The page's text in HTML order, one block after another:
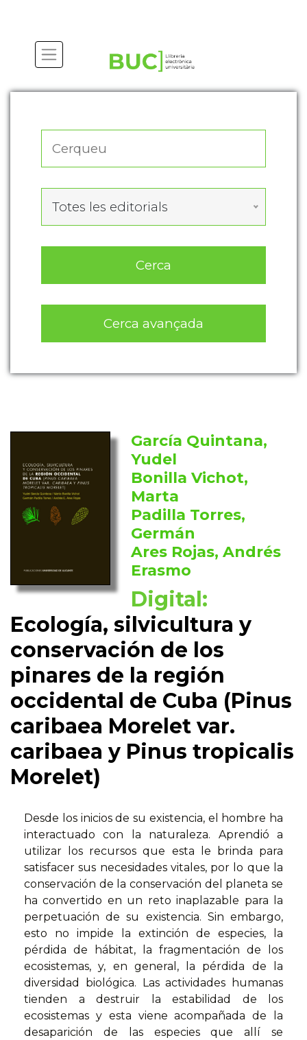
Totes les editorials
Cerca
Cerca avançada
García Quintana,
Yudel
Bonilla Vichot,
Marta
Padilla Torres,
Germán
Ares Rojas, Andrés
Erasmo
Digital:
Ecología, silvicultura y
conservación de los
pinares de la región
occidental de Cuba (Pinus
caribaea Morelet var.
caribaea y Pinus tropicalis
Morelet)
Desde los inicios de su existencia, el hombre ha
interactuado con la naturaleza. Aprendió a
utilizar los recursos que esta le brinda para
satisfacer sus necesidades vitales, por lo que la
conservación de la conservación del planeta se
ha convertido en un reto inaplazable para la
perpetuación de su existencia. Sin embargo,
esto no impide la extinción de especies, la
pérdida de hábitat, la fragmentación de los
ecosistemas, y, en general, la pérdida de la
diversidad biológica. Las actividades humanas
tienden a destruir la estabilidad de los
ecosistemas y esta viene acompañada de la
desaparición de las especies que allí se